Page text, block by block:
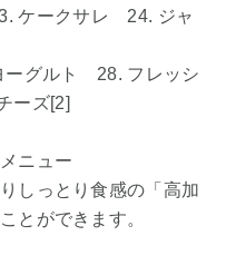
ケークサレ 24. ジャ
グルト 28. フレッシ
ーズ[2]
ニュー
しっとり食感の「高加
とができます。